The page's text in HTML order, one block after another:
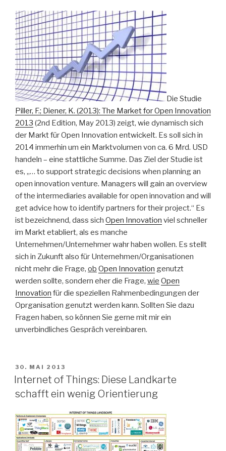
Die Studie
Piller, F.; Diener, K. (2013): The Market for Open Innovation
2013 (2nd Edition, May 2013) zeigt, wie dynamisch sich
der Markt für Open Innovation entwickelt. Es soll sich in
2014 immerhin um ein Marktvolumen von ca. 6 Mrd. USD
handeln – eine stattliche Summe. Das Ziel der Studie ist
es, „… to support strategic decisions when planning an
open innovation venture. Managers will gain an overview
of the intermediaries available for open innovation and will
get advice how to identify partners for their project.“ Es
ist bezeichnend, dass sich Open Innovation viel schneller
im Markt etabliert, als es manche
Unternehmen/Unternehmer wahr haben wollen. Es stellt
sich in Zukunft also für Unternehmen/Organisationen
nicht mehr die Frage, ob Open Innovation genutzt
werden sollte, sondern eher die Frage, wie Open
Innovation für die speziellen Rahmenbedingungen der
Oprganisation genutzt werden kann. Sollten Sie dazu
Fragen haben, so können Sie gerne mit mir ein
unverbindliches Gespräch vereinbaren.
VERÖFFENTLICHT
AM
30. MAI 2013
Internet of Things: Diese Landkarte
schafft ein wenig Orientierung